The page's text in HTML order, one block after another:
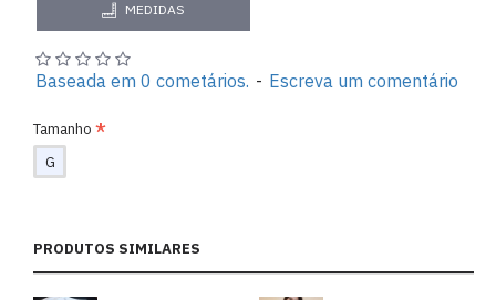
MEDIDAS
Baseada em 0 cometários. - Escreva um comentário
Tamanho
G
PRODUTOS SIMILARES